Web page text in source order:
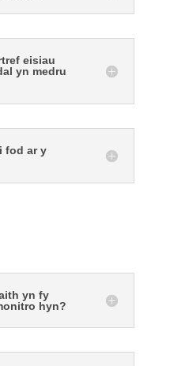
eisiau
yn medru
fod ar y
yn fy
hyn?